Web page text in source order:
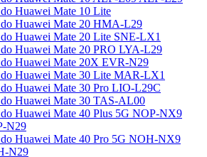
Huawei Mate 10 Lite
Huawei Mate 20 HMA-L29
Huawei Mate 20 Lite SNE-LX1
Huawei Mate 20 PRO LYA-L29
Huawei Mate 20X EVR-N29
Huawei Mate 30 Lite MAR-LX1
Huawei Mate 30 Pro LIO-L29C
Huawei Mate 30 TAS-AL00
Huawei Mate 40 Plus 5G NOP-NX9
N29
Huawei Mate 40 Pro 5G NOH-NX9
N29